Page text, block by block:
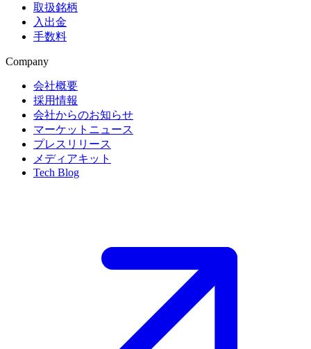
取扱銘柄
入出金
手数料
Company
会社概要
採用情報
会社からのお知らせ
マーケットニュース
プレスリリース
メディアキット
Tech Blog